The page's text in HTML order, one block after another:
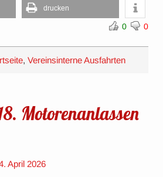
drucken
0 0
,Vereinsinterne Ausfahrten
Motorenanlassen
April 2026